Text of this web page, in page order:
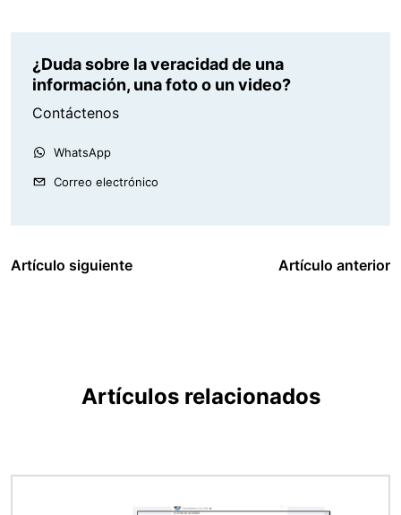
¿Duda sobre la veracidad de una
información, una foto o un video?
Contáctenos
WhatsApp
Correo electrónico
Artículo siguiente Artículo anterior
Artículos relacionados